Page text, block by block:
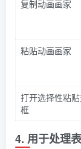
复制动画画家
粘贴动画画家
打开选择性粘
框
4. 用于处理